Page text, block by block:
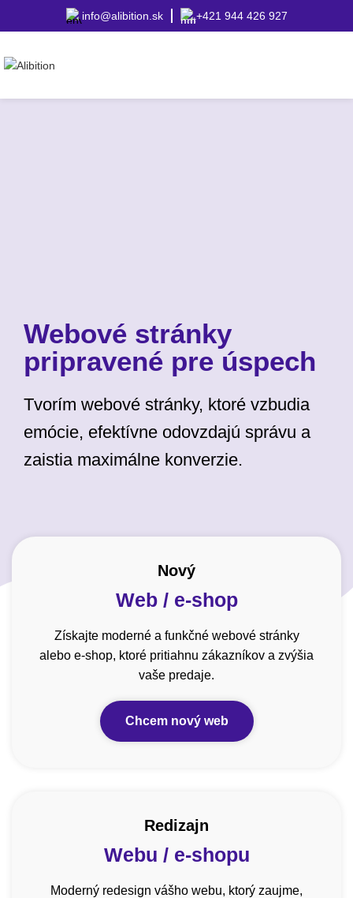
info@alibition.sk +421 944 426 927
Webové stránky
pripravené pre úspech
Tvorím webové stránky, ktoré vzbudia
emócie, efektívne odovzdajú správu a
zaistia maximálne konverzie.
Nový
Web / e-shop
Získajte moderné a funkčné webové stránky
alebo e-shop, ktoré pritiahnu zákazníkov a zvýšia
vaše predaje.
Chcem nový web
Redizajn
Webu / e-shopu
Moderný redesign vášho webu, ktorý zaujme,